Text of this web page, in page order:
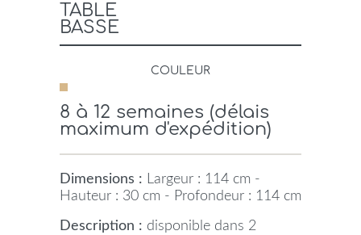
TABLE
BASSE
COULEUR
8 à 12 semaines (délais
maximum d'expédition)
Dimensions : Largeur : 114 cm -
Hauteur : 30 cm - Profondeur : 114 cm
Description : disponible dans 2